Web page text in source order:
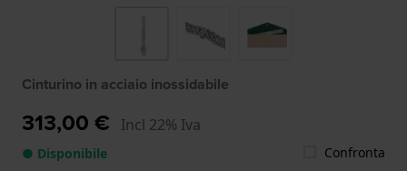
Cinturino in acciaio inossidabile
313,00 € Incl 22% Iva
● Disponibile Confronta